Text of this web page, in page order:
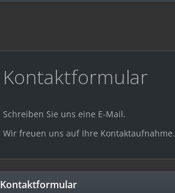
Kontaktformular
Schreiben Sie uns eine E-Mail.
Wir freuen uns auf Ihre Kontaktaufnahme.
Kontaktformular